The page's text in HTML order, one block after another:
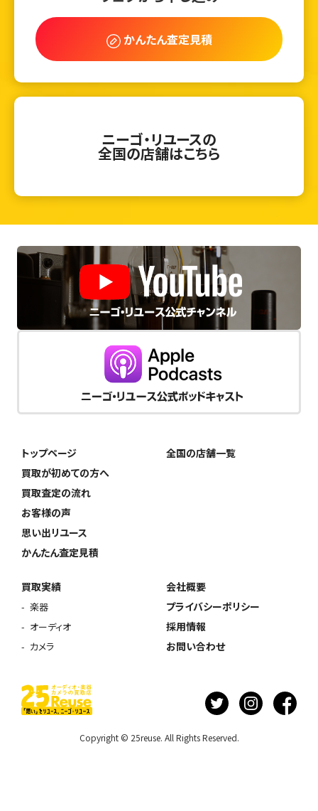
かんたん査定見積
ニーゴ・リユースの
全国の店舗はこちら
トップページ
買取が初めての方へ
買取査定の流れ
お客様の声
思い出リユース
かんたん査定見積
全国の店舗一覧
買取実績
楽器
オーディオ
カメラ
会社概要
プライバシーポリシー
採用情報
お問い合わせ
Copyright © 25reuse. All Rights Reserved.